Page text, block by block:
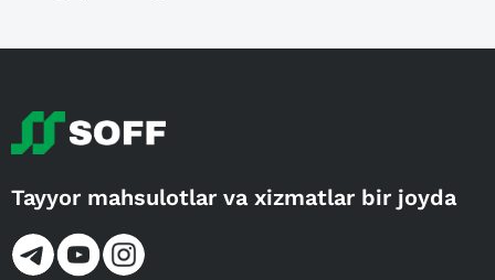
Tayyor mahsulotlar va xizmatlar bir joyda